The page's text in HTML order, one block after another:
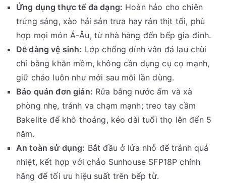
Ứng dụng thực tế đa dạng: Hoàn hảo cho chiên
trứng sáng, xào hải sản trưa hay rán thịt tối, phù
hợp mọi món Á-Âu, từ nhà hàng đến bếp gia đình.
Dễ dàng vệ sinh: Lớp chống dính vân đá lau chùi
chỉ bằng khăn mềm, không cần dụng cụ cọ mạnh,
giữ chảo luôn như mới sau mỗi lần dùng.
Bảo quản đơn giản: Rửa bằng nước ấm và xà
phòng nhẹ, tránh va chạm mạnh; treo tay cầm
Bakelite để khô thoáng, kéo dài tuổi thọ lên đến 5
năm.
An toàn sử dụng: Bắt đầu ở lửa nhỏ để tránh quá
nhiệt, kết hợp với chảo Sunhouse SFP18P chính
hãng để tối ưu hiệu suất trên bếp từ.